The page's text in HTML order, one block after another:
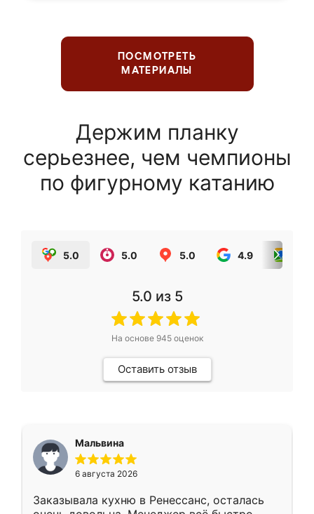
ПОСМОТРЕТЬ
МАТЕРИАЛЫ
Держим планку
серьезнее, чем чемпионы
по фигурному катанию
5.0 5.0 5.0 4.9
5.0 из 5
На основе 945оценок
Оставить отзыв
Мальвина
6 августа 2026
Заказывала кухню в Ренессанс, осталась